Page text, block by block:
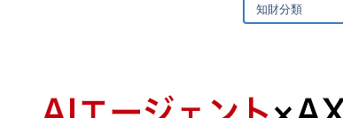
知財分類